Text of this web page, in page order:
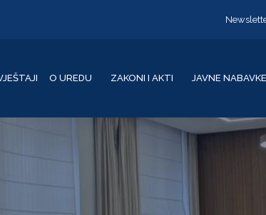
O UREDU ZAKONI I AKTI JAVNE NABAVKE